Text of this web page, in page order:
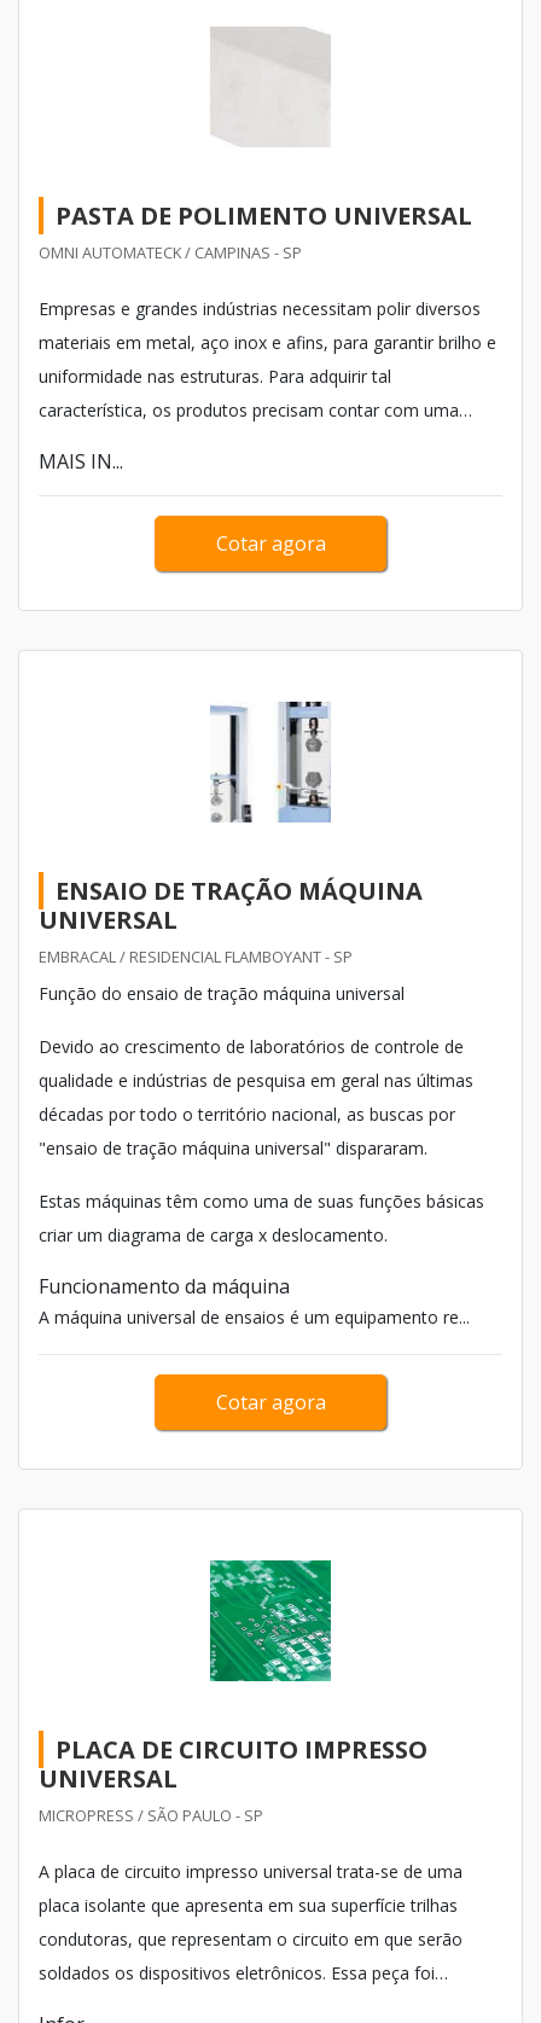
PASTA DE POLIMENTO UNIVERSAL
OMNI AUTOMATECK / CAMPINAS - SP
Empresas e grandes indústrias necessitam polir diversos
materiais em metal, aço inox e afins, para garantir brilho e
uniformidade nas estruturas. Para adquirir tal
característica, os produtos precisam contar com uma
acessível, deve-se contar com fornecedores de confiança.
MAIS IN...
Cotar agora
ENSAIO DE TRAÇÃO MÁQUINA
UNIVERSAL
EMBRACAL / RESIDENCIAL FLAMBOYANT - SP
Função do ensaio de tração máquina universal
Devido ao crescimento de laboratórios de controle de
qualidade e indústrias de pesquisa em geral nas últimas
décadas por todo o território nacional, as buscas por
"ensaio de tração máquina universal" dispararam.
Estas máquinas têm como uma de suas funções básicas
criar um diagrama de carga x deslocamento.
Funcionamento da máquina
A máquina universal de ensaios é um equipamento re...
Cotar agora
PLACA DE CIRCUITO IMPRESSO
UNIVERSAL
MICROPRESS / SÃO PAULO - SP
A placa de circuito impresso universal trata-se de uma
placa isolante que apresenta em sua superfície trilhas
condutoras, que representam o circuito em que serão
soldados os dispositivos eletrônicos. Essa peça foi